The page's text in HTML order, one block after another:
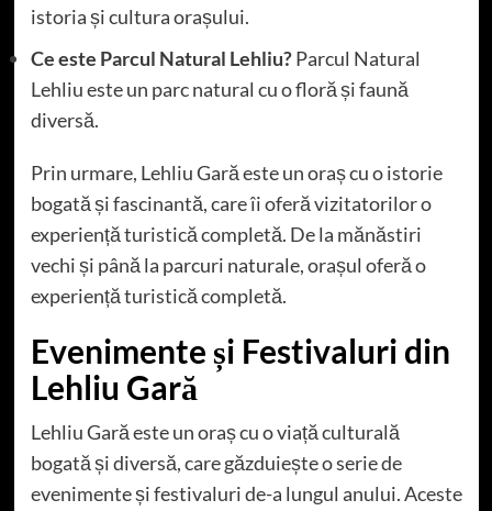
istoria și cultura orașului.
Ce este Parcul Natural Lehliu?Parcul Natural
Lehliu este un parc natural cu o floră și faună
diversă.
Prin urmare, Lehliu Gară este un oraș cu o istorie
bogată și fascinantă, care îi oferă vizitatorilor o
experiență turistică completă. De la mănăstiri
vechi și până la parcuri naturale, orașul oferă o
experiență turistică completă.
Evenimente și Festivaluri din
Lehliu Gară
Lehliu Gară este un oraș cu o viață culturală
bogată și diversă, care găzduiește o serie de
evenimente și festivaluri de-a lungul anului. Aceste